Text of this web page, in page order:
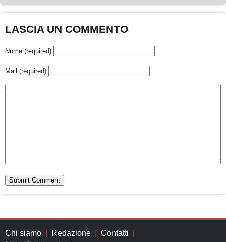
LASCIA UN COMMENTO
Nome (required)
Mail (required)
Chi siamo Redazione
Contatti